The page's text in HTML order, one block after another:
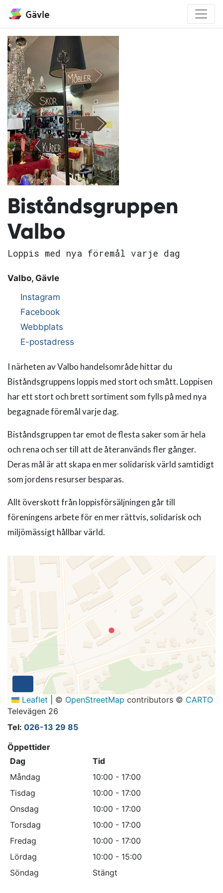
Gävle
Biståndsgruppen
Valbo
Loppis med nya föremål varje dag
Valbo, Gävle
Instagram
Facebook
Webbplats
E-postadress
I närheten av Valbo handelsområde hittar du
Biståndsgruppens loppis med stort och smått. Loppisen
har ett stort och brett sortiment som fylls på med nya
begagnade föremål varje dag.
Biståndsgruppen tar emot de flesta saker som är hela
och rena och ser till att de återanvänds fler gånger.
Deras mål är att skapa en mer solidarisk värld samtidigt
som jordens resurser besparas.
Allt överskott från loppisförsäljningen går till
föreningens arbete för en mer rättvis, solidarisk och
miljömässigt hållbar värld.
Leaflet © OpenStreetMap contributors © CARTO
Televägen 26
Tel: 026-13 29 85
Öppettider
Dag
Tid
Måndag
10:00 - 17:00
Tisdag
10:00 - 17:00
Onsdag
10:00 - 17:00
Torsdag
10:00 - 17:00
Fredag
10:00 - 17:00
Lördag
10:00 - 15:00
Söndag
Stängt